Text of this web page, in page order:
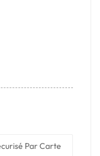
Par Carte